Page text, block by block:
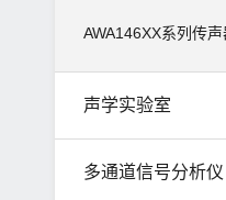
AWA146XX系列传
声学实验室
多通道信号分析仪